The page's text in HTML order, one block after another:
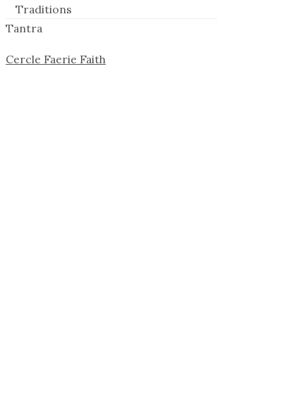
Traditions
Tantra
Cercle Faerie Faith